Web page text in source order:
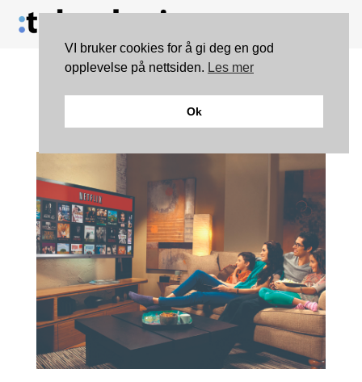
Netflix brukte
piratundertekst
VI bruker cookies for å gi deg en god
opplevelse på nettsiden. Les mer
Ok